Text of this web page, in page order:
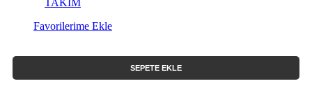
Favorilerime Ekle
SEPETE EKLE